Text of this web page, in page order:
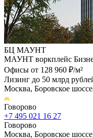
БЦ МАУНТ
МАУНТ воркплейс
Офисы от 128 960 ₽/м²
Лизинг до 50 млрд
Москва, Боровское
Говорово
+7 495 021 16 27
Говорово
Москва, Боровское